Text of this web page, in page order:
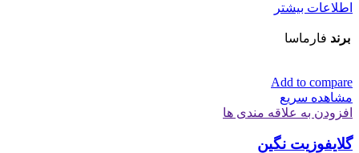
اطلاعات بیشتر
برند فارماسا
Add to compare
مشاهده سریع
افزودن به علاقه مندی ها
گلایفوزیت نگین